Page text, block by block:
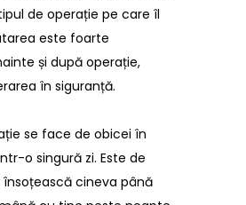
de operație pe care îl
este foarte
și după operație,
în siguranță.
se face de obicei în
o singură zi. Este de
cineva până